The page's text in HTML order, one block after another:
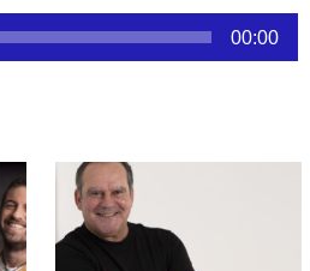
00:00